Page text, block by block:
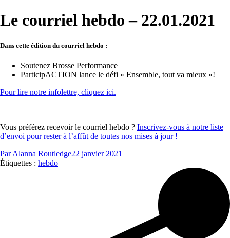
Le courriel hebdo – 22.01.2021
Dans cette édition du courriel hebdo :
Soutenez Brosse Performance
ParticipACTION lance le défi « Ensemble, tout va mieux »!
Pour lire notre infolettre, cliquez ici.
Vous préférez recevoir le courriel hebdo ? Inscrivez-vous à notre liste
d’envoi pour rester à l’affût de toutes nos mises à jour !
ParAlanna Routledge22 janvier 2021
Étiquettes : hebdo